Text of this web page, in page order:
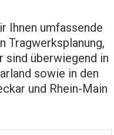
Ihnen umfassende
Tragwerksplanung,
sind überwiegend in
sowie in den
und Rhein-Main